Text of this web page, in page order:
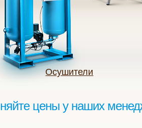
Осушители
цены у наших